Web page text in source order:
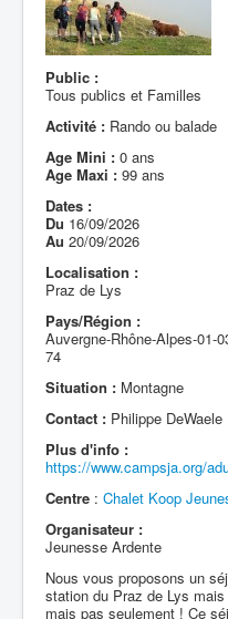
Public :
Tous publics et Familles
Activité : Rando ou balade
Age Mini : 0 ans
Age Maxi : 99 ans
Dates :
Du 16/09/2026
Au 20/09/2026
Localisation :
Praz de Lys
Pays/Région :
Auvergne-Rhône-Alpes-01-
74
Situation : Montagne
Contact : Philippe DeWaele
Plus d'info :
https://www.campsja.org/
Centre : Chalet Koop
Organisateur :
Jeunesse Ardente
Nous vous proposons un
station du Praz de Lys
mais pas seulement ! Ce